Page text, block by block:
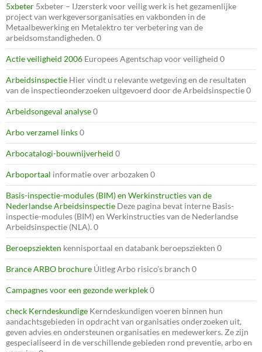
5xbeter 5xbeter – IJzersterk voor veilig werk is het gezamenlijke
project van werkgeversorganisaties en vakbonden in de
Metaalbewerking en Metalektro ter verbetering van de
arbeidsomstandigheden. 0
Actie veiligheid 2006 Europees Agentschap voor veiligheid 0
Arbeidsinspectie Hier vindt u relevante wetgeving en de resultaten
van de inspectieonderzoeken uitgevoerd door de Arbeidsinspectie 0
Arbeidsongeval analyse0
Arbo verzamel links0
Arbocatalogi-bouwnijverheid 0
Arboportaal informatie over arbozaken 0
Basis-inspectie-modules (BIM) en Werkinstructies van de
Nederlandse Arbeidsinspectie Deze pagina bevat interne Basis-
inspectie-modules (BIM) en Werkinstructies van de Nederlandse
Arbeidsinspectie (NLA). 0
Beroepsziekten kennisportaal en databank beroepsziekten 0
Brance ARBO brochure Úitleg Arbo risico’s branch 0
Campagnes voor een gezonde werkplek0
check Kerndeskundige Kerndeskundigen voeren binnen hun
aandachtsgebieden in opdracht van organisaties onderzoeken uit,
geven advies en ondersteunen organisaties en medewerkers. Ze zijn
gespecialiseerd in de verschillende gebieden rond preventie, arbo en